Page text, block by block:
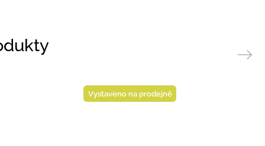
Vystaveno na prodejně
Next